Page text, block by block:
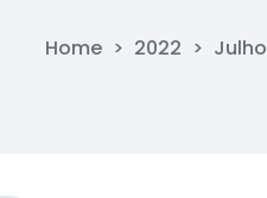
Home > 2022 > Julho